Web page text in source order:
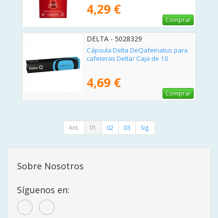
4,29 €
Comprar
DELTA - 5028329
Cápsula Delta DeQafeinatus para
cafeteras Delta/ Caja de 10
4,69 €
Comprar
Ant. 01 02 03 Sig.
Sobre Nosotros
Síguenos en: